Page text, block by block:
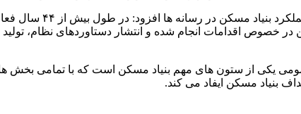
همچنین سعید رساپور مدیرکل روابط
در خصوص اقدامات انجام شده و انتشار دستاوردهای نظام،
یکی از ستون های مهم بنیاد مسکن است که با تمامی بخش
بنیاد مسکن ایفاد می کند.